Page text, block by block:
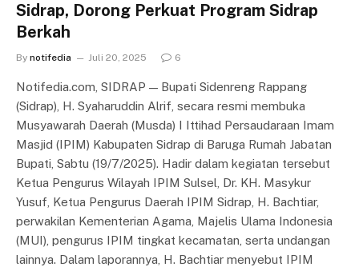
Sidrap, Dorong Perkuat Program Sidrap
Berkah
By notifedia Juli 20, 2025 6
Notifedia.com, SIDRAP — Bupati Sidenreng Rappang
(Sidrap), H. Syaharuddin Alrif, secara resmi membuka
Musyawarah Daerah (Musda) I Ittihad Persaudaraan Imam
Masjid (IPIM) Kabupaten Sidrap di Baruga Rumah Jabatan
Bupati, Sabtu (19/7/2025). Hadir dalam kegiatan tersebut
Ketua Pengurus Wilayah IPIM Sulsel, Dr. KH. Masykur
Yusuf, Ketua Pengurus Daerah IPIM Sidrap, H. Bachtiar,
perwakilan Kementerian Agama, Majelis Ulama Indonesia
(MUI), pengurus IPIM tingkat kecamatan, serta undangan
lainnya. Dalam laporannya, H. Bachtiar menyebut IPIM